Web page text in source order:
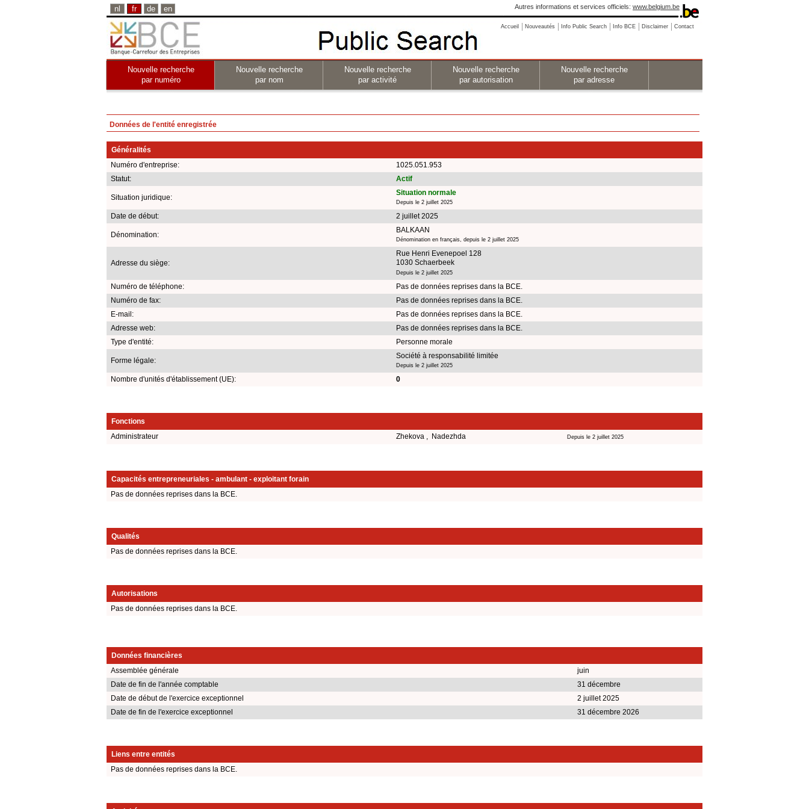
nl fr de en Autres informations et services officiels: www.belgium.be
Accueil Nouveautés Info Public Search Info BCE Disclaimer Contact
Nouvelle recherche
par numéro
Nouvelle recherche
par nom
Nouvelle recherche
par activité
Nouvelle recherche
par autorisation
Nouvelle recherche
par adresse
Données de l'entité enregistrée
Généralités
Numéro d'entreprise:
1025.051.953
Statut:
Actif
Situation juridique:
Situation normale
Depuis le 2 juillet 2025
Date de début: 2 juillet 2025
Dénomination:
BALKAAN
Dénomination en français, depuis le 2 juillet 2025
Adresse du siège:
Rue Henri Evenepoel 128
1030 Schaerbeek
Depuis le 2 juillet 2025
Numéro de téléphone:
Pas de données reprises dans la BCE.
Numéro de fax:
Pas de données reprises dans la BCE.
E-mail:
Pas de données reprises dans la BCE.
Adresse web:
Pas de données reprises dans la BCE.
Type d'entité:
Personne morale
Forme légale:
Société à responsabilité limitée
Depuis le 2 juillet 2025
Nombre d'unités d'établissement (UE): 0
Fonctions
Administrateur
Zhekova , Nadezhda Depuis le 2 juillet 2025
Capacités entrepreneuriales - ambulant - exploitant forain
Pas de données reprises dans la BCE.
Qualités
Pas de données reprises dans la BCE.
Autorisations
Pas de données reprises dans la BCE.
Données financières
Assemblée générale
juin
Date de fin de l'année comptable
31 décembre
Date de début de l'exercice exceptionnel
2 juillet 2025
Date de fin de l'exercice exceptionnel
31 décembre 2026
Liens entre entités
Pas de données reprises dans la BCE.